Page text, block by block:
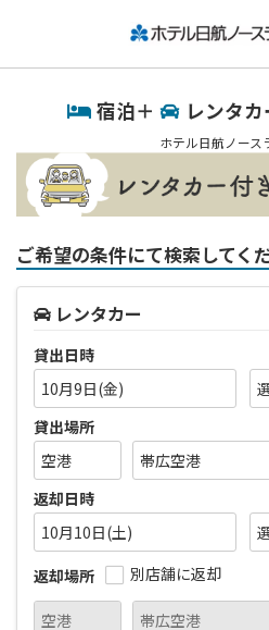
宿泊＋ レンタ
ホテル日航ノース
ご希望の条件にて検索してく
レンタカー
貸出日時
10月9日(金)
貸出場所
返却日時
10月10日(土)
返却場所
別店舗に返却